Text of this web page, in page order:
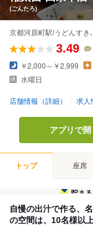
(ごんたろ)
京都河原町駅/うどんすき
3.49
￥2,000～￥2,999
水曜日
店舗情報（詳細） 求人
アプリで開
トップ 座席
貯ま
自慢の出汁で作る、
の空間は、10名様以